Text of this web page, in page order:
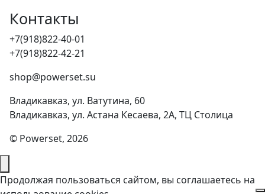
Контакты
+7(918)822-40-01
+7(918)822-42-21
shop@powerset.su
Владикавказ, ул. Ватутина, 60
Владикавказ, ул. Астана Кесаева, 2А, ТЦ Столица
© Powerset, 2026
Продолжая пользоваться сайтом, вы соглашаетесь на